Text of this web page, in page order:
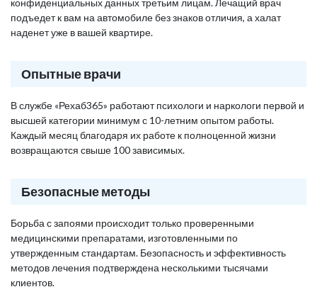
конфиденциальных данных третьим лицам. Лечащий врач
подъедет к вам на автомобиле без знаков отличия, а халат
наденет уже в вашей квартире.
Опытные врачи
В службе «Рехаб365» работают психологи и наркологи первой и
высшей категории минимум с 10-летним опытом работы.
Каждый месяц благодаря их работе к полноценной жизни
возвращаются свыше 100 зависимых.
Безопасные методы
Борьба с запоями происходит только проверенными
медицинскими препаратами, изготовленными по
утвержденным стандартам. Безопасность и эффективность
методов лечения подтверждена несколькими тысячами
клиентов.